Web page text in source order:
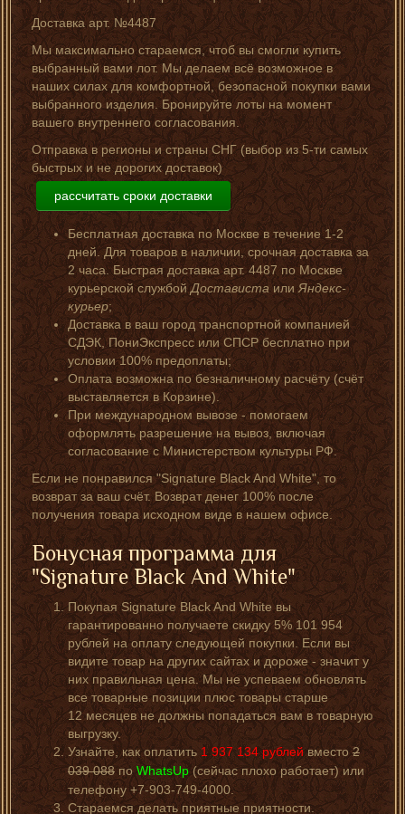
Доставка арт. №4487
Мы максимально стараемся, чтоб вы смогли купить
выбранный вами лот. Мы делаем всё возможное в
наших силах для комфортной, безопасной покупки вами
выбранного изделия. Бронируйте лоты на момент
вашего внутреннего согласования.
Отправка в регионы и страны СНГ (выбор из 5-ти самых
быстрых и не дорогих доставок)
рассчитать сроки доставки
Бесплатная доставка по Москве в течение 1-2
дней. Для товаров в наличии, срочная доставка за
2 часа. Быстрая доставка арт. 4487 по Москве
курьерской службойДоставистаилиЯндекс-
курьер;
Доставка в ваш город транспортной компанией
СДЭК, ПониЭкспресс или СПСР бесплатно при
условии 100% предоплаты;
Оплата возможна по безналичному расчёту (счёт
выставляется в Корзине).
При международном вывозе - помогаем
оформлять разрешение на вывоз, включая
согласование с Министерством культуры РФ.
Если не понравился "Signature Black And White", то
возврат за ваш счёт. Возврат денег 100% после
получения товара исходном виде в нашем офисе.
Бонусная программа для
"Signature Black And White"
Покупая Signature Black And White вы
гарантированно получаете скидку 5% 101 954
рублей на оплату следующей покупки. Если вы
видите товар на других сайтах и дороже - значит у
них правильная цена. Мы не успеваем обновлять
все товарные позиции плюс товары старше
12 месяцев не должны попадаться вам в товарную
выгрузку.
Узнайте, как оплатить 1 937 134 рублейвместо2
039 088поWhatsUp (сейчас плохо работает) или
телефону +7-903-749-4000.
Стараемся делать приятные приятности.